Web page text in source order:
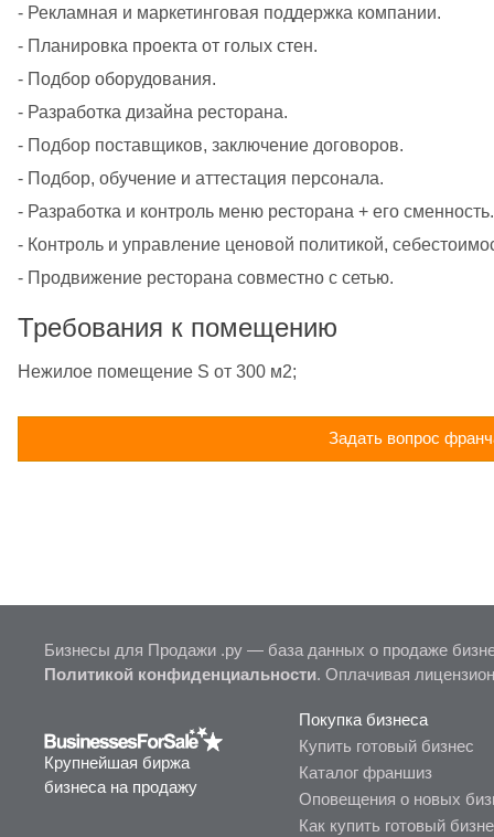
- Рекламная и маркетинговая поддержка компании.
- Планировка проекта от голых стен.
- Подбор оборудования.
- Разработка дизайна ресторана.
- Подбор поставщиков, заключение договоров.
- Подбор, обучение и аттестация персонала.
- Разработка и контроль меню ресторана + его
- Контроль и управление ценовой политикой,
- Продвижение ресторана совместно с сетью.
Требования к помещению
Нежилое помещение S от 300 м2;
Задать вопрос
Бизнесы для Продажи .ру — база данных о продаже
Политикой конфиденциальности. Оплачивая
Крупнейшая биржа
бизнеса на продажу
Покупка бизнеса
Купить готовый бизнес
Каталог франшиз
Оповещения о новых
Как купить готовый